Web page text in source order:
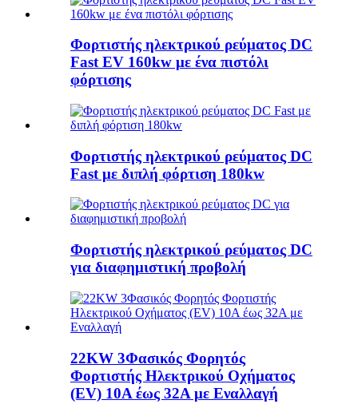
Φορτιστής ηλεκτρικού ρεύματος DC
Fast EV 160kw με ένα πιστόλι
φόρτισης
Φορτιστής ηλεκτρικού ρεύματος DC
Fast με διπλή φόρτιση 180kw
Φορτιστής ηλεκτρικού ρεύματος DC
για διαφημιστική προβολή
22KW 3Φασικός Φορητός
Φορτιστής Ηλεκτρικού Οχήματος
(EV) 10A έως 32A με Εναλλαγή